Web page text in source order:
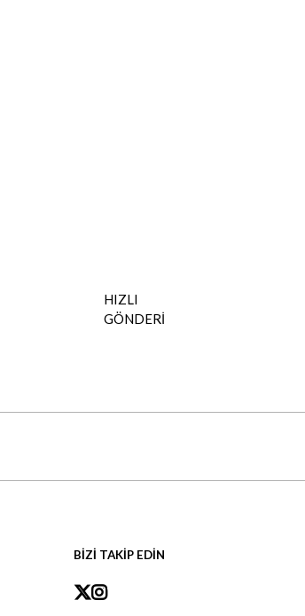
HIZLI
GÖNDERİ
BİZİ TAKİP EDİN